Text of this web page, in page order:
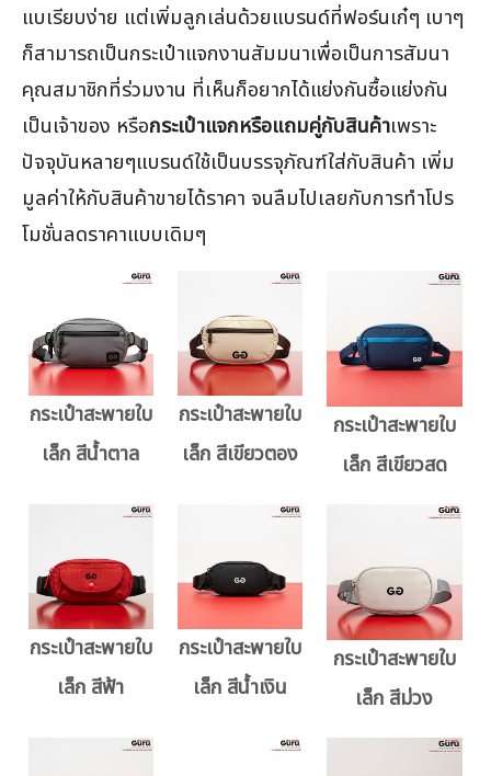
แบเรียบง่าย แต่เพิ่มลูกเล่นด้วยแบรนด์ที่ฟอร์นเก๋ๆ เบาๆ
ก็สามารถเป็นกระเป๋าแจกงานสัมมนาเพื่อเป็นการสัมนา
คุณสมาชิกที่ร่วมงาน ที่เห็นก็อยากได้แย่งกันซื้อแย่งกัน
เป็นเจ้าของ หรือกระเป๋าแจกหรือแถมคู่กับสินค้าเพราะ
ปัจจุบันหลายๆแบรนด์ใช้เป็นบรรจุภัณฑ์ใส่กับสินค้า เพิ่ม
มูลค่าให้กับสินค้าขายได้ราคา จนลืมไปเลยกับการทำโปร
โมชั่นลดราคาแบบเดิมๆ
กระเป๋าสะพายใบ
เล็ก สีน้ำตาล
กระเป๋าสะพายใบ
เล็ก สีเขียวตอง
กระเป๋าสะพายใบ
เล็ก สีเขียวสด
กระเป๋าสะพายใบ
เล็ก สีฟ้า
กระเป๋าสะพายใบ
เล็ก สีน้ำเงิน
กระเป๋าสะพายใบ
เล็ก สีม่วง